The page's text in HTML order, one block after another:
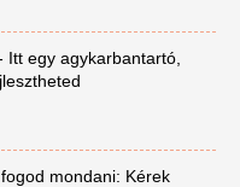
egy agykarbantartó,
mondani: Kérek